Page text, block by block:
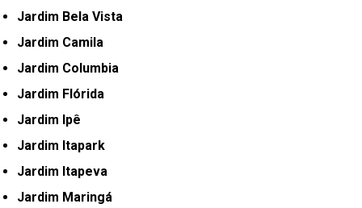
Jardim Bela Vista
Jardim Camila
Jardim Columbia
Jardim Flórida
Jardim Ipê
Jardim Itapark
Jardim Itapeva
Jardim Maringá